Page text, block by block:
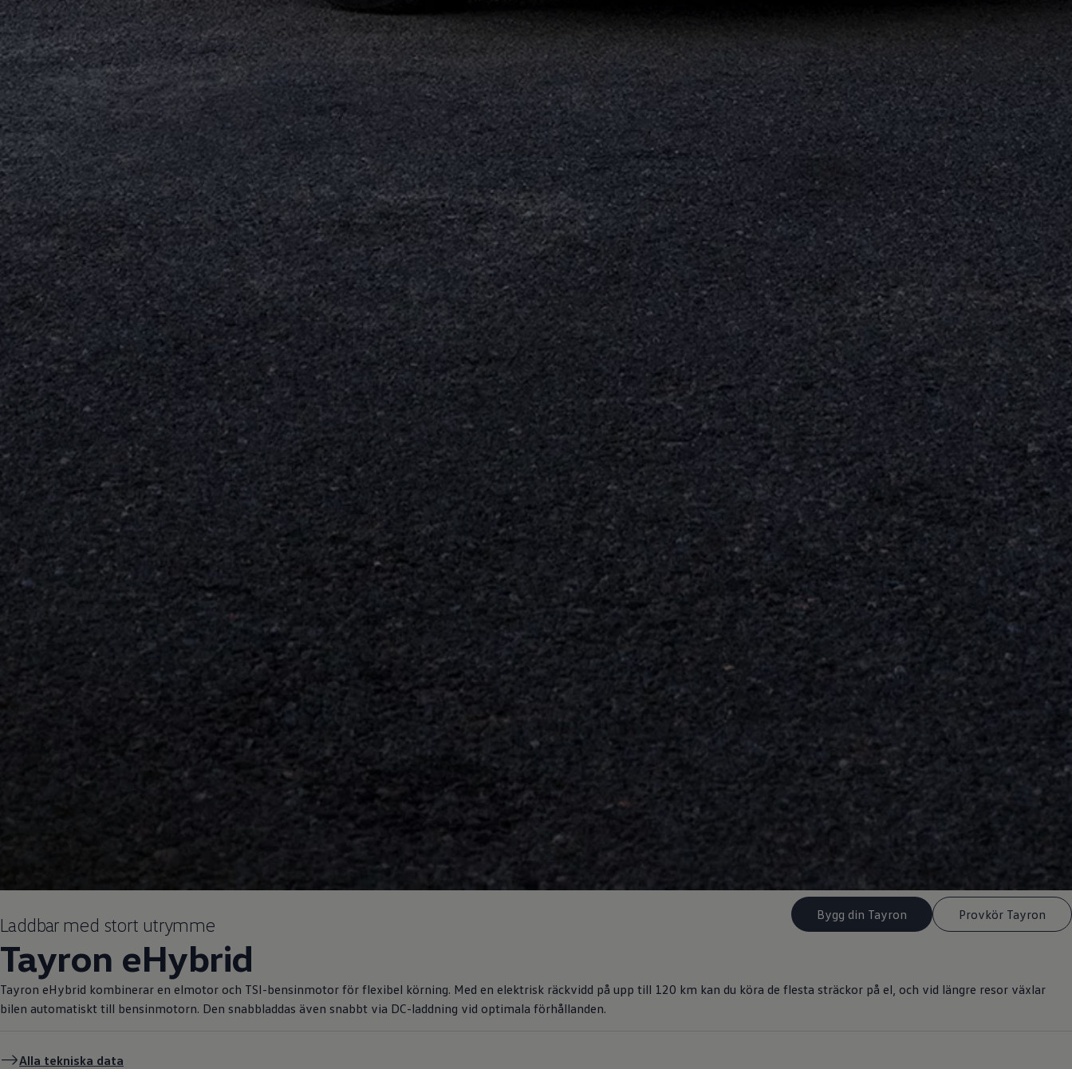
Köp tillbehör
Finansiering
Privatleasing Online
Privatleasing Online
Finansiering
Leasing
Lån
Serviceavtal & Försäkring
Volkswagen Serviceavtal
Volkswagen försäkring
Volkswagen Betalskydd
Boka provkörning
Offertförfrågan
Hitta din återförsäljare
Om Volkswagen
Juridisk information
CoC-certifikat och lista med ingredienser
Cookies
GDPR
Integritetspolicyn
Juridiskt
VSS Personuppgiftshantering
VWFS personuppgiftshantering
Jobba hos oss
Arbeta hos våra återförsäljare
Arbeta hos Volkswagen
Pressrum
Pressmeddelanden
Presskontakt
Sponsring
Längdskidor
Skidskytte
Folkspel
Motorsport
Sveriges Olympiska Kommitté
Volkswagen eMagasin
Nyheter
Tips
Innovation
Laddning
Reportage
Om magasinet
Hållbarhet
WLTP
Laddbar med stort utrymme
Tayron eHybrid
Bygg din Tayron Provkör Tayron
Tayron eHybrid kombinerar en elmotor och TSI-bensinmotor för flexibel körning. Med en elektrisk räckvidd på upp till 120 km kan du köra de flesta sträckor på el, och vid längre resor växlar
bilen automatiskt till bensinmotorn. Den snabbladdas även snabbt via DC-laddning vid optimala förhållanden.
Alla tekniska data